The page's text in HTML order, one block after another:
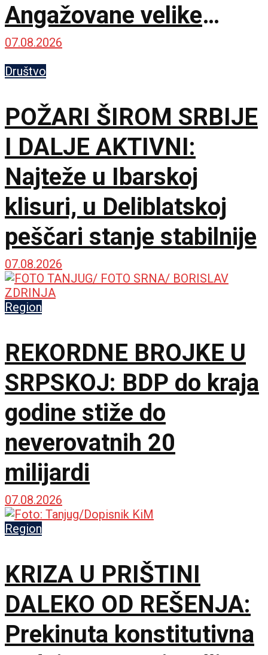
Angažovane velike
snage za zaštitu
imovine i prirodnih
resursa
07.08.2026
Društvo
POŽARI ŠIROM SRBIJE
I DALJE AKTIVNI:
Najteže u Ibarskoj
klisuri, u Deliblatskoj
peščari stanje stabilnije
07.08.2026
Region
REKORDNE BROJKE U
SRPSKOJ: BDP do kraja
godine stiže do
neverovatnih 20
milijardi
07.08.2026
Region
KRIZA U PRIŠTINI
DALEKO OD REŠENJA:
Prekinuta konstitutivna